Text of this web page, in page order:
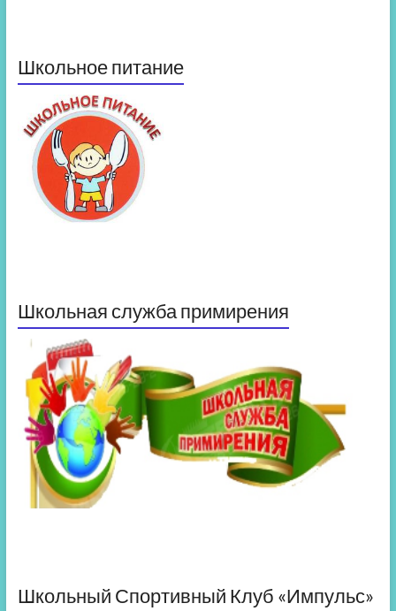
Школьное питание
Школьная служба примирения
Школьный Спортивный Клуб «Импульс»